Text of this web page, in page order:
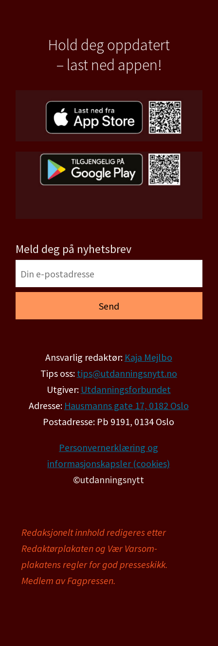
Hold deg oppdatert
– last ned appen!
Meld deg på nyhetsbrev
Ansvarlig redaktør: Kaja Mejlbo
Tips oss: tips@utdanningsnytt.no
Utgiver: Utdanningsforbundet
Adresse: Hausmanns gate 17, 0182 Oslo
Postadresse: Pb 9191, 0134 Oslo
Personvernerklæring og
informasjonskapsler (cookies)
©utdanningsnytt
Redaksjonelt innhold redigeres etter
Redaktørplakaten og Vær Varsom-
plakatens regler for god presseskikk.
Medlem av Fagpressen.